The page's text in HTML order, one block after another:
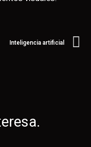
Inteligencia artificial